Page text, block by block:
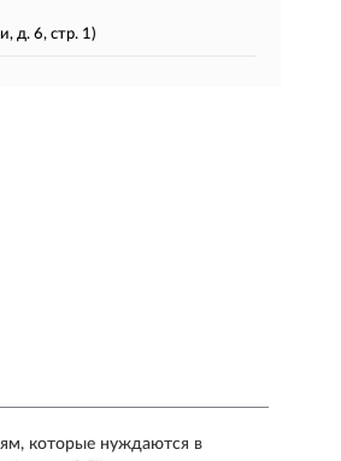
д. 6, стр. 1)
которые нуждаются в